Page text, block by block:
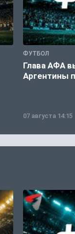
ФУТБОЛ
Глава АФА
Аргентины
07 августа 14:15